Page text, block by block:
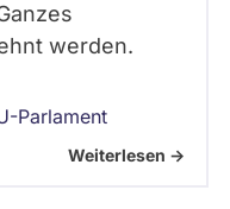
werden.
Parlament
Weiterlesen ->